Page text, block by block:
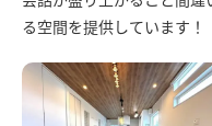
る空間を提供しています！